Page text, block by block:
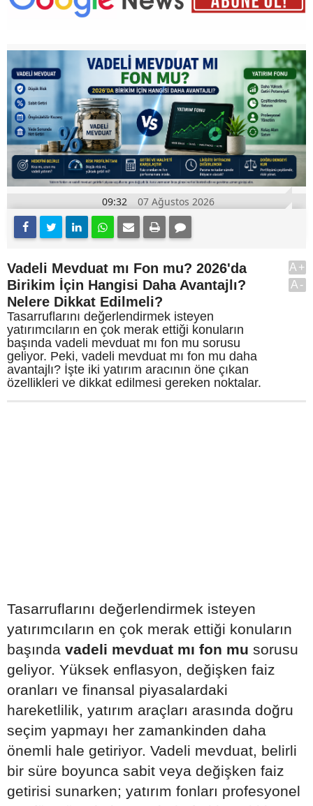
09:32 07 Ağustos 2026
Vadeli Mevduat mı Fon mu? 2026'da
Birikim İçin Hangisi Daha Avantajlı?
Nelere Dikkat Edilmeli?
Tasarruflarını değerlendirmek isteyen
yatırımcıların en çok merak ettiği konuların
başında vadeli mevduat mı fon mu sorusu
geliyor. Peki, vadeli mevduat mı fon mu daha
avantajlı? İşte iki yatırım aracının öne çıkan
özellikleri ve dikkat edilmesi gereken noktalar.
A+
A-
Tasarruflarını değerlendirmek isteyen
yatırımcıların en çok merak ettiği konuların
başında vadeli mevduat mı fon mu sorusu
geliyor. Yüksek enflasyon, değişken faiz
oranları ve finansal piyasalardaki
hareketlilik, yatırım araçları arasında doğru
seçim yapmayı her zamankinden daha
önemli hale getiriyor. Vadeli mevduat, belirli
bir süre boyunca sabit veya değişken faiz
getirisi sunarken; yatırım fonları profesyonel